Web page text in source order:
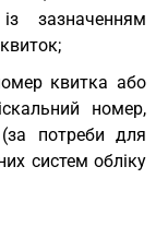
зазначенням
квитка або
номер,
(за потреби для
систем обліку